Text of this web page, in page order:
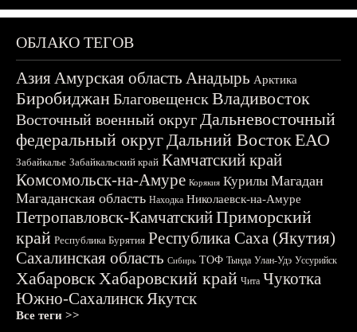
ОБЛАКО ТЕГОВ
АзияАмурская область Анадырь Арктика
БиробиджанБлаговещенскВладивосток
Восточный военный округДальневосточный
федеральный округДальний ВостокЕАО
Забайкалье Забайкальский край Камчатский край
Комсомольск-на-Амуре Корякия Курилы Магадан
Магаданская область Находка Николаевск-на-Амуре
Петропавловск-КамчатскийПриморский
край Республика Бурятия Республика Саха (Якутия)
Сахалинская область Сибирь ТОФ Тында Улан-Удэ Уссурийск
ХабаровскХабаровский край Чита Чукотка
Южно-СахалинскЯкутск
Все теги >>